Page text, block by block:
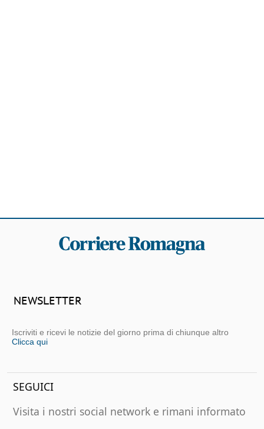
NEWSLETTER
Iscriviti e ricevi le notizie del giorno prima di chiunque altro
Clicca qui
SEGUICI
Visita i nostri social network e rimani informato